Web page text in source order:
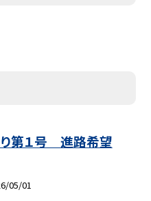
第１号 進路希望
05/01